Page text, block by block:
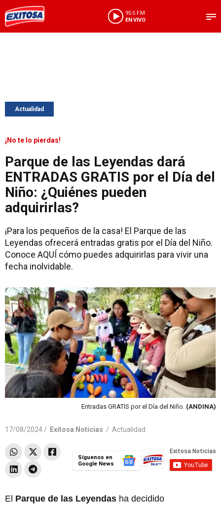
95.5 FM
EN VIVO
Actualidad
¡No te lo pierdas!
Parque de las Leyendas dará
ENTRADAS GRATIS por el Día del
Niño: ¿Quiénes pueden
adquirirlas?
¡Para los pequeños de la casa! El Parque de las
Leyendas ofrecerá entradas gratis por el Día del Niño.
Conoce AQUÍ cómo puedes adquirirlas para vivir una
fecha inolvidable.
Entradas GRATIS por el Día del Niño. (ANDINA)
17/08/2024 / Exitosa Noticias / Actualidad
Síguenos en
Google News
El Parque de las Leyendas ha decidido